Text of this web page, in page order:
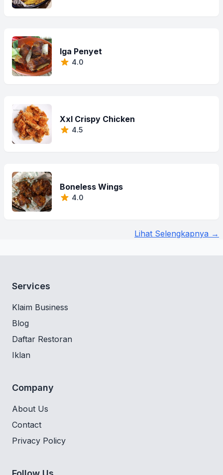
Iga Penyet
4.0
Xxl Crispy Chicken
4.5
Boneless Wings
4.0
Lihat Selengkapnya →
Services
Klaim Business
Blog
Daftar Restoran
Iklan
Company
About Us
Contact
Privacy Policy